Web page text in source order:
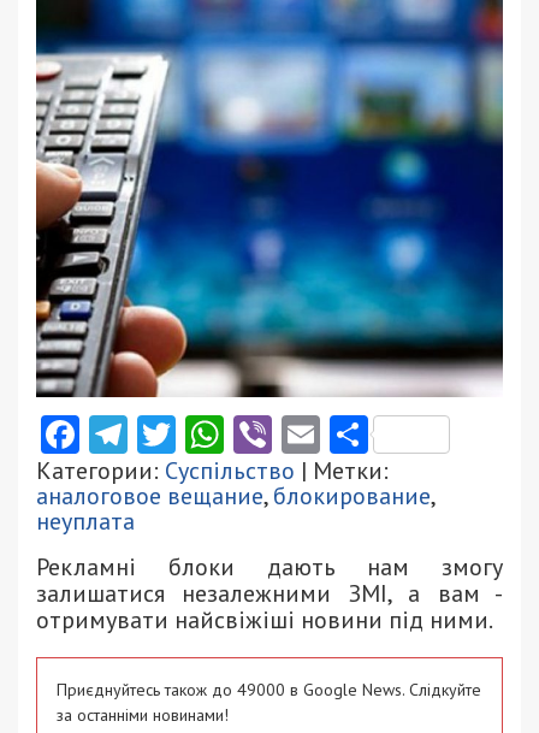
Facebook
Telegram
Twitter
WhatsApp
ViberEmail
Категории: Суспільство | Метки:
аналоговое вещание,блокирование,
неуплата
Рекламні блоки дають нам змогу
залишатися незалежними ЗМІ, а вам -
отримувати найсвіжіші новини під ними.
Приєднуйтесь також до 49000 в Google News. Слідкуйте
за останніми новинами!